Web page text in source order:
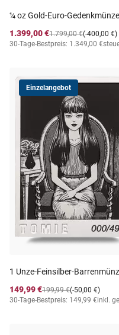
¼ oz Gold-Euro-
1.399,00 €
(-400,00 €)
1.799,00 €
30-Tage-Bestpreis: 1.349,00 €
Einzelangebot
1 Unze-Feinsilber-
149,99 €
(-50,00 €)
199,99 €
30-Tage-Bestpreis: 149,99 €inkl.